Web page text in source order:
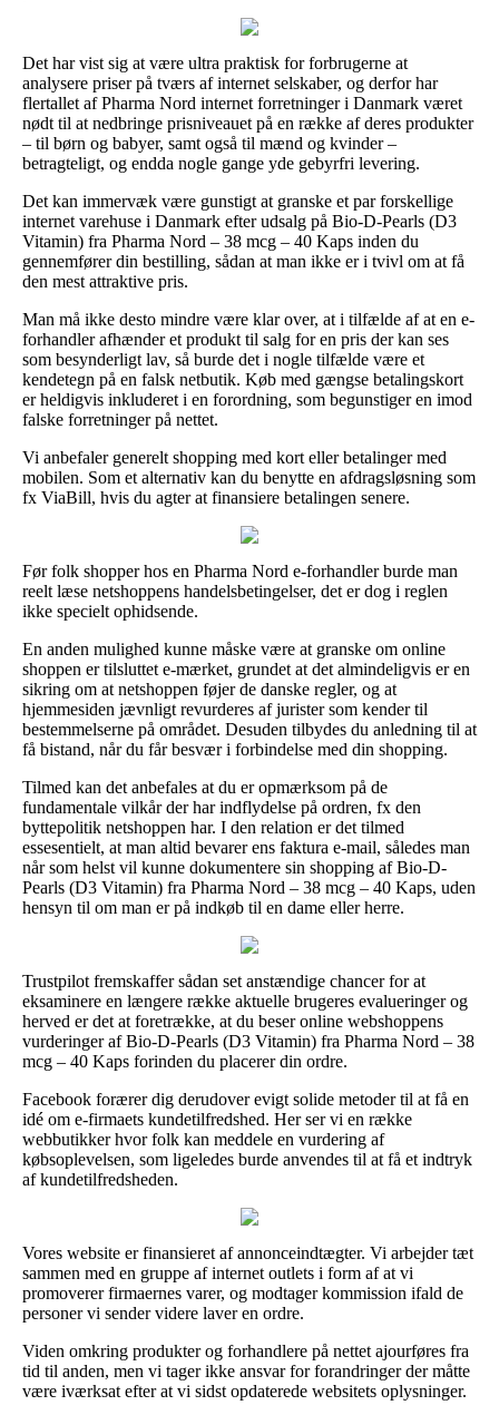
Det har vist sig at være ultra praktisk for forbrugerne at
analysere priser på tværs af internet selskaber, og derfor har
flertallet af Pharma Nord internet forretninger i Danmark været
nødt til at nedbringe prisniveauet på en række af deres produkter
– til børn og babyer, samt også til mænd og kvinder –
betragteligt, og endda nogle gange yde gebyrfri levering.
Det kan immervæk være gunstigt at granske et par forskellige
internet varehuse i Danmark efter udsalg på Bio-D-Pearls (D3
Vitamin) fra Pharma Nord – 38 mcg – 40 Kaps inden du
gennemfører din bestilling, sådan at man ikke er i tvivl om at få
den mest attraktive pris.
Man må ikke desto mindre være klar over, at i tilfælde af at en e-
forhandler afhænder et produkt til salg for en pris der kan ses
som besynderligt lav, så burde det i nogle tilfælde være et
kendetegn på en falsk netbutik. Køb med gængse betalingskort
er heldigvis inkluderet i en forordning, som begunstiger en imod
falske forretninger på nettet.
Vi anbefaler generelt shopping med kort eller betalinger med
mobilen. Som et alternativ kan du benytte en afdragsløsning som
fx ViaBill, hvis du agter at finansiere betalingen senere.
Før folk shopper hos en Pharma Nord e-forhandler burde man
reelt læse netshoppens handelsbetingelser, det er dog i reglen
ikke specielt ophidsende.
En anden mulighed kunne måske være at granske om online
shoppen er tilsluttet e-mærket, grundet at det almindeligvis er en
sikring om at netshoppen føjer de danske regler, og at
hjemmesiden jævnligt revurderes af jurister som kender til
bestemmelserne på området. Desuden tilbydes du anledning til at
få bistand, når du får besvær i forbindelse med din shopping.
Tilmed kan det anbefales at du er opmærksom på de
fundamentale vilkår der har indflydelse på ordren, fx den
byttepolitik netshoppen har. I den relation er det tilmed
essesentielt, at man altid bevarer ens faktura e-mail, således man
når som helst vil kunne dokumentere sin shopping af Bio-D-
Pearls (D3 Vitamin) fra Pharma Nord – 38 mcg – 40 Kaps, uden
hensyn til om man er på indkøb til en dame eller herre.
Trustpilot fremskaffer sådan set anstændige chancer for at
eksaminere en længere række aktuelle brugeres evalueringer og
herved er det at foretrække, at du beser online webshoppens
vurderinger af Bio-D-Pearls (D3 Vitamin) fra Pharma Nord – 38
mcg – 40 Kaps forinden du placerer din ordre.
Facebook forærer dig derudover evigt solide metoder til at få en
idé om e-firmaets kundetilfredshed. Her ser vi en række
webbutikker hvor folk kan meddele en vurdering af
købsoplevelsen, som ligeledes burde anvendes til at få et indtryk
af kundetilfredsheden.
Vores website er finansieret af annonceindtægter. Vi arbejder tæt
sammen med en gruppe af internet outlets i form af at vi
promoverer firmaernes varer, og modtager kommission ifald de
personer vi sender videre laver en ordre.
Viden omkring produkter og forhandlere på nettet ajourføres fra
tid til anden, men vi tager ikke ansvar for forandringer der måtte
være iværksat efter at vi sidst opdaterede websitets oplysninger.